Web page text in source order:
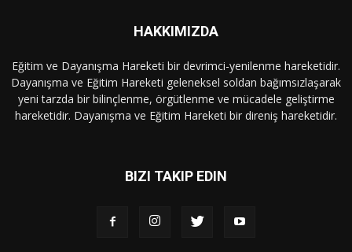
HAKKIMIZDA
Eğitim ve Dayanışma Hareketi bir devrimci-yenilenme hareketidir.
Dayanışma ve Eğitim Hareketi geleneksel soldan bağımsızlaşarak
yeni tarzda bir bilinçlenme, örgütlenme ve mücadele geliştirme
hareketidir. Dayanışma ve Eğitim Hareketi bir direniş hareketidir.
BIZI TAKIP EDIN